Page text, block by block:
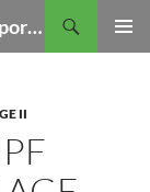
BSV Rheinhausen-Bergheim – 100% Sportschießen
II